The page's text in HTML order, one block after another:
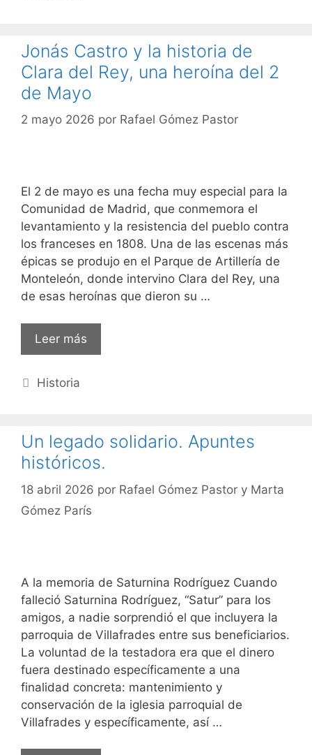
Jonás Castro y la historia de
Clara del Rey, una heroína del 2
de Mayo
2 mayo 2026 por Rafael Gómez Pastor
El 2 de mayo es una fecha muy especial para la
Comunidad de Madrid, que conmemora el
levantamiento y la resistencia del pueblo contra
los franceses en 1808. Una de las escenas más
épicas se produjo en el Parque de Artillería de
Monteleón, donde intervino Clara del Rey, una
de esas heroínas que dieron su …
Leer más
Categorías
Historia
Un legado solidario. Apuntes
históricos.
18 abril 2026 por Rafael Gómez Pastor y Marta
Gómez París
A la memoria de Saturnina Rodríguez Cuando
falleció Saturnina Rodríguez, “Satur” para los
amigos, a nadie sorprendió el que incluyera la
parroquia de Villafrades entre sus beneficiarios.
La voluntad de la testadora era que el dinero
fuera destinado específicamente a una
finalidad concreta: mantenimiento y
conservación de la iglesia parroquial de
Villafrades y específicamente, así …